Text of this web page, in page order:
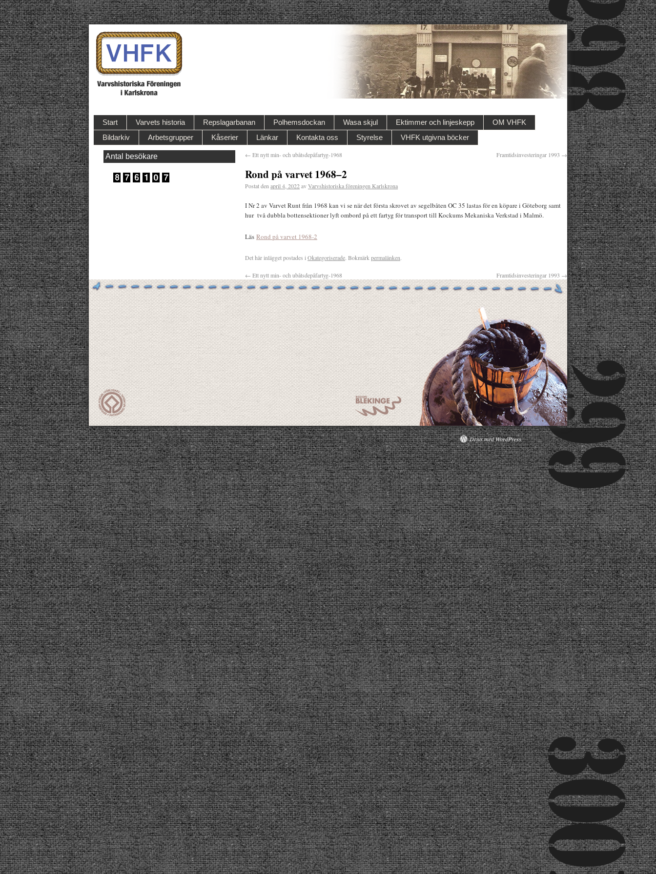
Start Varvets historia Repslagarbanan Polhemsdockan Wasa skjul Ektimmer och linjeskepp
OM VHFK
Bildarkiv
Arbetsgrupper Kåserier Länkar Kontakta oss Styrelse VHFK utgivna böcker
Antal besökare ← Ett nytt min- och ubåtsdepåfartyg-1968 Framtidsinvesteringar 1993 →
Rond på varvet 1968–2
Postat den april 4, 2022avVarvshistoriska föreningen Karlskrona
I Nr 2 av Varvet Runt från 1968 kan vi se när det första skrovet av segelbåten OC 35 lastas för en köpare i Göteborg samt
hur två dubbla bottensektioner lyft ombord på ett fartyg för transport till Kockums Mekaniska Verkstad i Malmö.
Läs Rond på varvet 1968-2
Det här inlägget postades i Okategoriserade. Bokmärk permalänken.
← Ett nytt min- och ubåtsdepåfartyg-1968 Framtidsinvesteringar 1993 →
Drivs med WordPress.